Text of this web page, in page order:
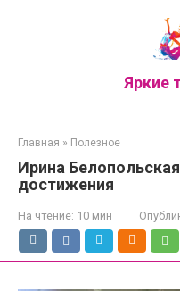
Яркие
Главная » Полезное
Ирина
достижения
На чтение: 10 мин